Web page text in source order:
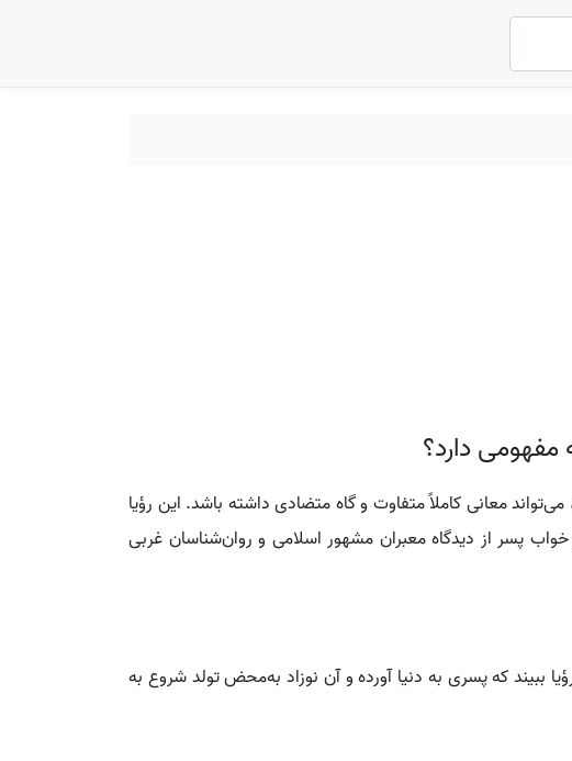
دارد؟
معانی کاملاً متفاوت و گاه متضادی داشته باشد. این رؤیا
پسر از دیدگاه معبران مشهور اسلامی و روان‌شناسان غربی
ببیند که پسری به دنیا آورده و آن نوزاد به‌محض تولد شروع به